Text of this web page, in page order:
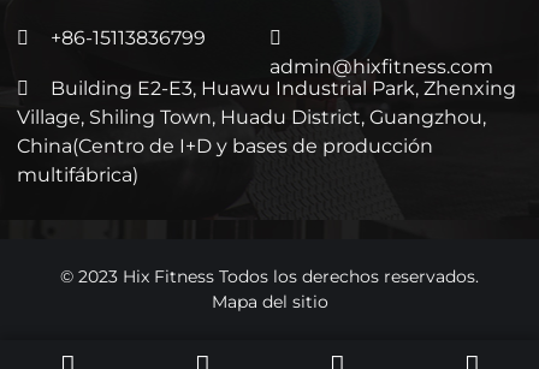
+86-15113836799
admin@hixfitness.com
Building E2-E3, Huawu Industrial Park, Zhenxing
Village, Shiling Town, Huadu District, Guangzhou,
China(Centro de I+D y bases de producción
multifábrica)
© 2023 Hix Fitness Todos los derechos reservados.
Mapa del sitio